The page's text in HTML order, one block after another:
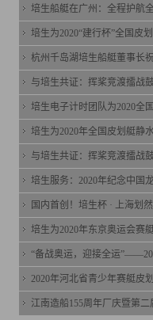
培生船艇在广州：全程护航
培生为2020“建行杯”全国皮
杭州千岛湖培生船艇董事长
与培生共证：挥桨竞渡擂战
培生电子计时团队为2020全
培生为2020年全国皮划艇静
与培生共证：挥桨竞渡擂战
培生服务：2020年纪念中国
国内首创！培生杯 · 上海划
培生为2020年东京奥运会赛
“备战奥运，迎接全运
2020年河北省青少年赛艇皮
江南造船155周年厂庆暨第二